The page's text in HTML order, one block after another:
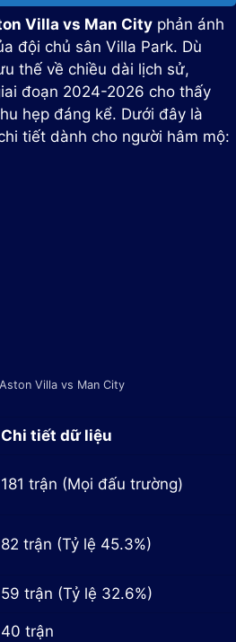
Villa vs Man City phản ánh
đội chủ sân Villa Park. Dù
thế về chiều dài lịch sử,
đoạn 2024-2026 cho thấy
hẹp đáng kể. Dưới đây là
tiết dành cho người hâm mộ:
Villa vs Man City
Chi tiết dữ liệu
181 trận (Mọi đấu trường)
82 trận (Tỷ lệ 45.3%)
59 trận (Tỷ lệ 32.6%)
40 trận